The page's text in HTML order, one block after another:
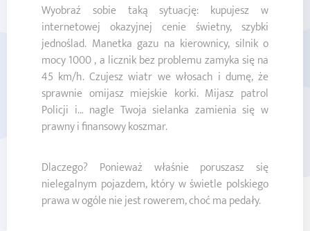
Wyobraź sobie taką sytuację: kupujesz w
internetowej okazyjnej cenie świetny, szybki
jednoślad. Manetka gazu na kierownicy, silnik o
mocy 1000 , a licznik bez problemu zamyka się na
45 km/h. Czujesz wiatr we włosach i dumę, że
sprawnie omijasz miejskie korki. Mijasz patrol
Policji i… nagle Twoja sielanka zamienia się w
prawny i finansowy koszmar.
Dlaczego? Ponieważ właśnie poruszasz się
nielegalnym pojazdem, który w świetle polskiego
prawa w ogóle nie jest rowerem, choć ma pedały.